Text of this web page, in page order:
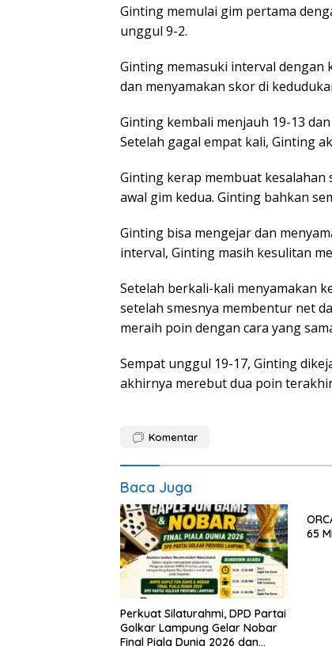
Ginting memulai gim pertama
unggul 9-2.
Ginting memasuki interval dengan
dan menyamakan skor di
Ginting kembali menjauh 19-13
Setelah gagal empat kali, Ginting
Ginting kerap membuat
awal gim kedua. Ginting bahkan
Ginting bisa mengejar dan
interval, Ginting masih kesulitan
Setelah berkali-kali menyamakan
setelah smesnya membentur net
meraih poin dengan cara yang
Sempat unggul 19-17, Ginting
akhirnya merebut dua poin
Komentar
Baca Juga
Perkuat Silaturahmi, DPD Partai
Golkar Lampung Gelar Nobar
Final Piala Dunia 2026 dan
65